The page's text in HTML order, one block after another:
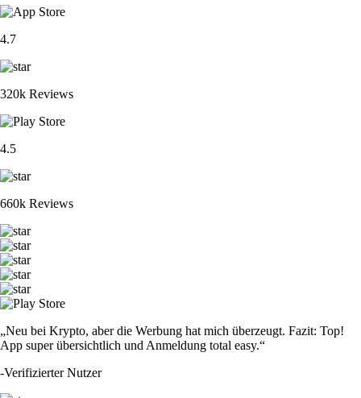
4.7
320k Reviews
4.5
660k Reviews
„Neu bei Krypto, aber die Werbung hat mich überzeugt. Fazit: Top!
App super übersichtlich und Anmeldung total easy.“
-Verifizierter Nutzer